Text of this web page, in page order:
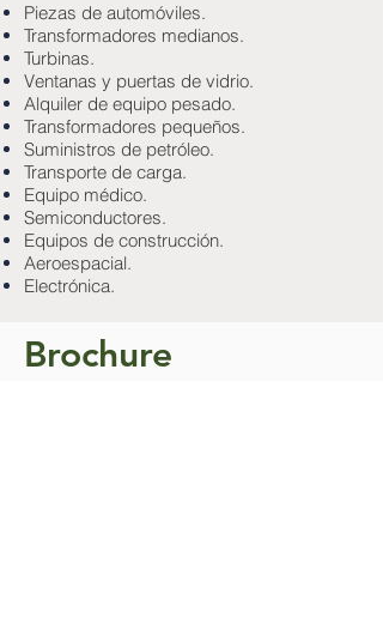
Piezas de automóviles.
Transformadores medianos.
Turbinas.
Ventanas y puertas de vidrio.
Alquiler de equipo pesado.
Transformadores pequeños.
Suministros de petróleo.
Transporte de carga.
Equipo médico.
Semiconductores.
Equipos de construcción.
Aeroespacial.
Electrónica.
Brochure